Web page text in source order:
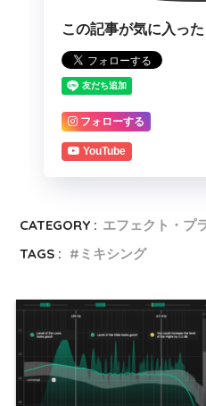
この記事が気に入っ
フォローする
YouTube
CATEGORY : エフェクト・プ
TAGS :
ミキシング